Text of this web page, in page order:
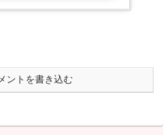
ントを書き込む